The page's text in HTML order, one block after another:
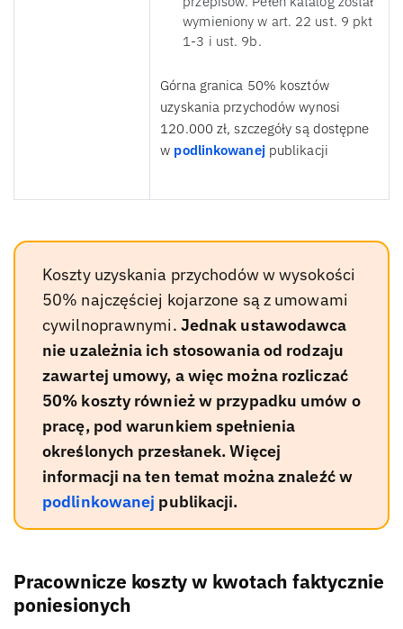
wymieniony w art. 22 ust. 9 pkt
1-3 i ust. 9b.
Górna granica 50% kosztów
uzyskania przychodów wynosi
120.000 zł, szczegóły są dostępne
w podlinkowanejpublikacji
Koszty uzyskania przychodów w wysokości
50% najczęściej kojarzone są z umowami
cywilnoprawnymi. Jednak ustawodawca
nie uzależnia ich stosowania od rodzaju
zawartej umowy, a więc można rozliczać
50% koszty również w przypadku umów o
pracę, pod warunkiem spełnienia
określonych przesłanek. Więcej
informacji na ten temat można znaleźć w
podlinkowanej publikacji.
Pracownicze koszty w kwotach faktycznie
poniesionych